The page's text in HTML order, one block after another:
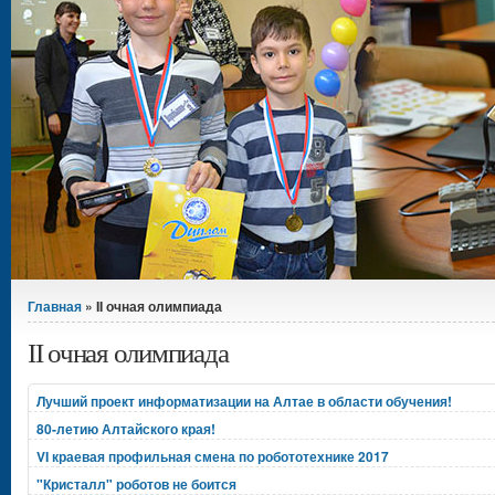
Вы здесь
Главная » II очная олимпиада
II очная олимпиада
Лучший проект информатизации на Алтае в области обучения!
80-летию Алтайского края!
VI краевая профильная смена по робототехнике 2017
"Кристалл" роботов не боится